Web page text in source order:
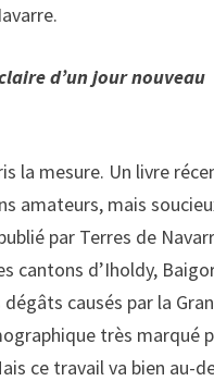
d’un jour nouveau
la mesure. Un livre
amateurs, mais
par Terres de
cantons d’Iholdy,
causés par la
très marqué
ce travail va bien au-